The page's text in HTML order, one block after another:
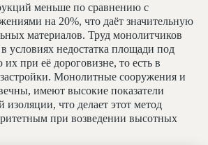
меньше по сравнению с
на 20%, что даёт значительную
материалов. Труд монолитчиков
условиях недостатка площади под
их при её дороговизне, то есть в
Монолитные сооружения и
имеют высокие показатели
изоляции, что делает этот метод
при возведении высотных